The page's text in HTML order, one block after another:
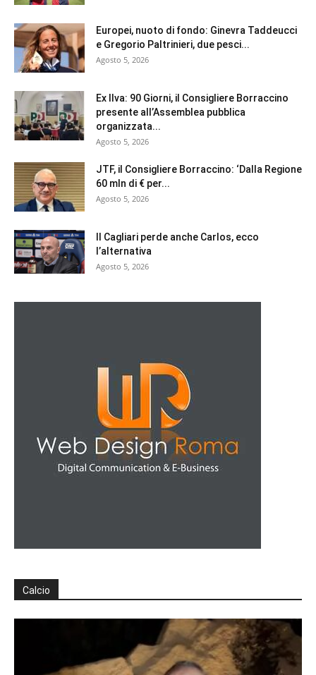
Europei, nuoto di fondo: Ginevra Taddeucci
e Gregorio Paltrinieri, due pesci...
Agosto 5, 2026
Ex Ilva: 90 Giorni, il Consigliere Borraccino
presente all’Assemblea pubblica
organizzata...
Agosto 5, 2026
JTF, il Consigliere Borraccino: ‘Dalla Regione
60 mln di € per...
Agosto 5, 2026
Il Cagliari perde anche Carlos, ecco
l’alternativa
Agosto 5, 2026
Calcio